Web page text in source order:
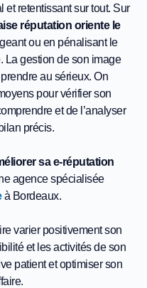
et retentissant sur tout. Sur
réputation oriente le
ou en pénalisant le
La gestion de son image
au sérieux. On
pour vérifier son
et de l’analyser
précis.
sa e-réputation
agence spécialisée
à Bordeaux.
varier positivement son
et les activités de son
patient et optimiser son